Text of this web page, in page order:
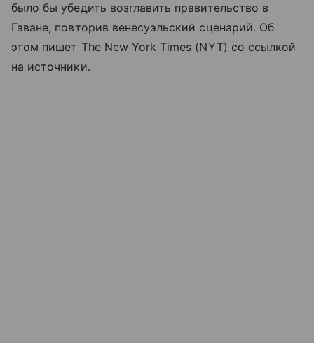
было бы убедить возглавить правительство в
Гаване, повторив венесуэльский сценарий. Об
этом пишет The New York Times (NYT) со ссылкой
на источники.